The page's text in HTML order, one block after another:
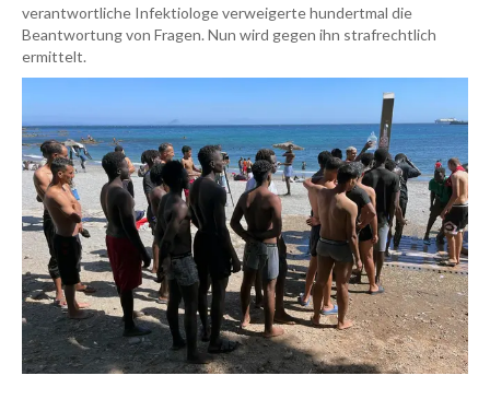
verantwortliche Infektiologe verweigerte hundertmal die
Beantwortung von Fragen. Nun wird gegen ihn strafrechtlich
ermittelt.